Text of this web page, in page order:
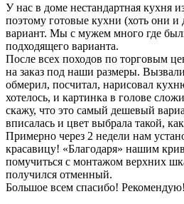
У нас в доме нестандартная кухня
поэтому готовые кухни (хоть они
вариант. Мы с мужем много где
подходящего варианта.
После всех походов по торговым
на заказ под наши размеры.
обмерил, посчитал, нарисовал
хотелось, и картинка в голове
скажу, что это самый дешевый
вписалась и цвет выбрала такой,
Примерно через 2 недели нам
красавицу! «Благодаря» нашим
помучиться с монтажом верхних
получился отменный.
Большое всем спасибо! Рекомендую!